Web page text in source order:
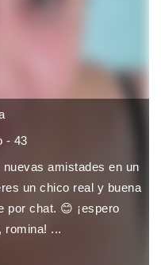
- 43
amistades en un
un chico real y buena
por chat. 😊 ¡espero
romina! ...